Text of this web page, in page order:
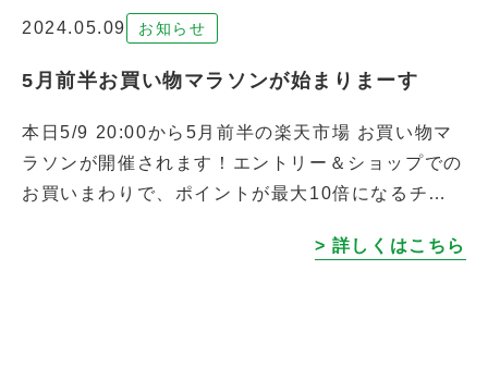
2024.05.09 お知らせ
5月前半お買い物マラソンが始まりまーす
本日5/9 20:00から5月前半の楽天市場 お買い物マ
ラソンが開催されます！エントリー＆ショップでの
お買いまわりで、ポイントが最大10倍になるチャ
> 詳しくはこちら